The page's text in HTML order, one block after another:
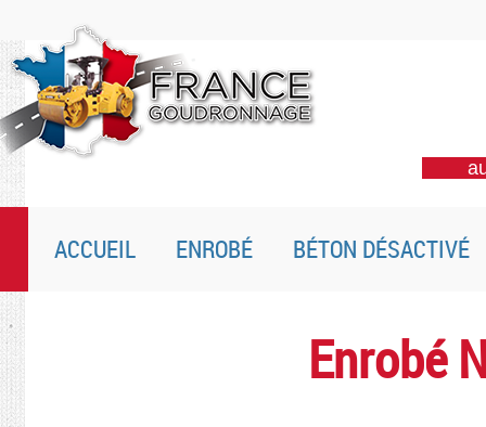
ACCUEIL ENROBÉ BÉTON DÉSACTIVÉ
Enrobé